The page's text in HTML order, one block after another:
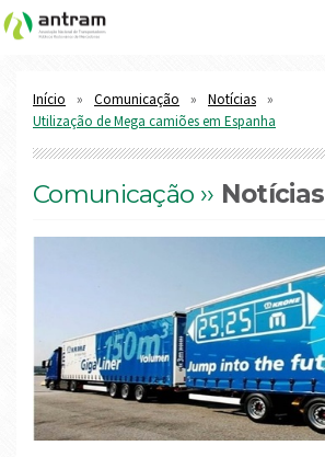
Início Comunicação
Notícias
Utilização de Mega camiões em Espanha
Comunicação ›› Notícias